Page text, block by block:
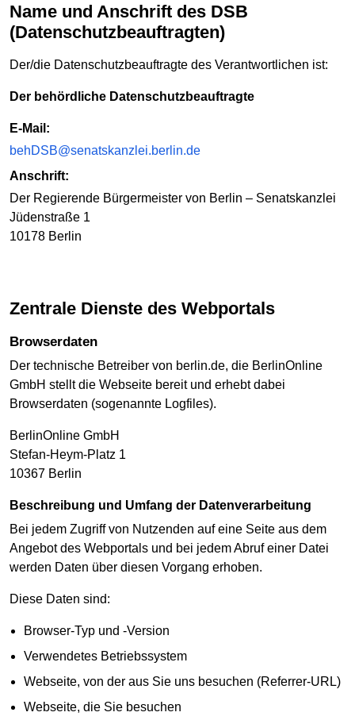
Name und Anschrift des DSB
(Datenschutzbeauftragten)
Der/die Datenschutzbeauftragte des Verantwortlichen ist:
Der behördliche Datenschutzbeauftragte
E-Mail:
behDSB@senatskanzlei.berlin.de
Anschrift:
Der Regierende Bürgermeister von Berlin – Senatskanzlei
Jüdenstraße 1
10178 Berlin
Zentrale Dienste des Webportals
Browserdaten
Der technische Betreiber von berlin.de, die BerlinOnline
GmbH stellt die Webseite bereit und erhebt dabei
Browserdaten (sogenannte Logfiles).
BerlinOnline GmbH
Stefan-Heym-Platz 1
10367 Berlin
Beschreibung und Umfang der Datenverarbeitung
Bei jedem Zugriff von Nutzenden auf eine Seite aus dem
Angebot des Webportals und bei jedem Abruf einer Datei
werden Daten über diesen Vorgang erhoben.
Diese Daten sind:
Browser-Typ und -Version
Verwendetes Betriebssystem
Webseite, von der aus Sie uns besuchen (Referrer-URL)
Webseite, die Sie besuchen